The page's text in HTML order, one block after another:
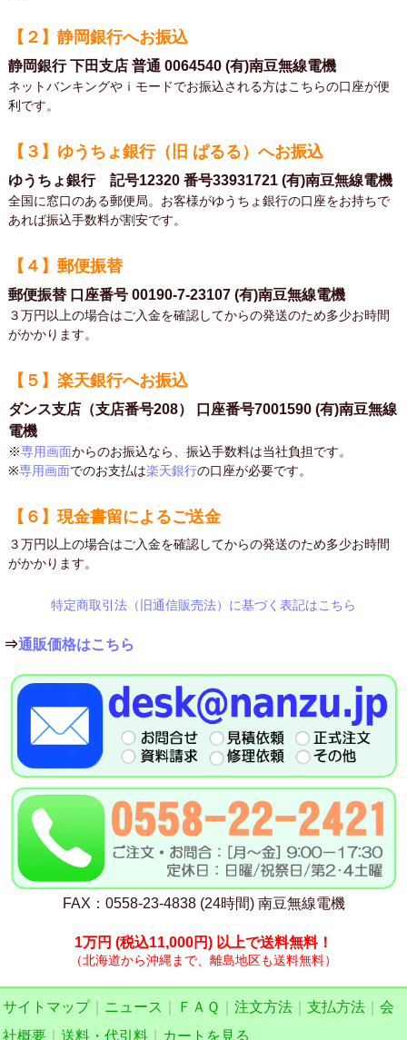
【２】静岡銀行へお振込
静岡銀行 下田支店 普通 0064540 (有)南豆無線電機
ネットバンキングやｉモードでお振込される方はこちらの口座が便
利です。
【３】ゆうちょ銀行（旧 ぱるる）へお振込
ゆうちょ銀行 記号12320 番号33931721 (有)南豆無線電機
全国に窓口のある郵便局。お客様がゆうちょ銀行の口座をお持ちで
あれば振込手数料が割安です。
【４】郵便振替
郵便振替 口座番号 00190-7-23107 (有)南豆無線電機
３万円以上の場合はご入金を確認してからの発送のため多少お時間
がかかります。
【５】楽天銀行へお振込
ダンス支店（支店番号208） 口座番号7001590 (有)南豆無線
電機
※専用画面からのお振込なら、振込手数料は当社負担です。
※専用画面でのお支払は楽天銀行の口座が必要です。
【６】現金書留によるご送金
３万円以上の場合はご入金を確認してからの発送のため多少お時間
がかかります。
特定商取引法（旧通信販売法）に基づく表記はこちら
⇒通販価格はこちら
FAX：0558-23-4838 (24時間) 南豆無線電機
1万円 (税込11,000円) 以上で送料無料！
（北海道から沖縄まで、離島地区も送料無料）
サイトマップ｜ ニュース ＦＡＱ 注文方法 支払方法
会
社概要
送料・代引料 カートを見る